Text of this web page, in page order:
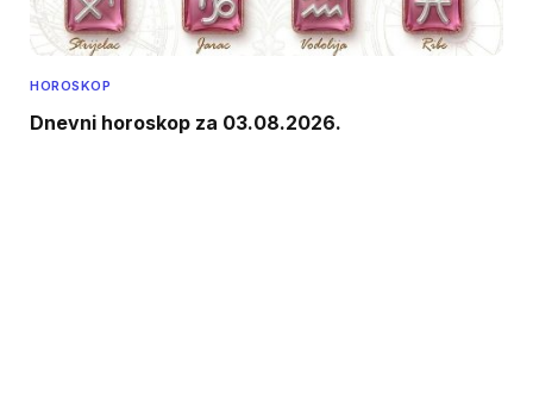
HOROSKOP
Dnevni horoskop za 03.08.2026.